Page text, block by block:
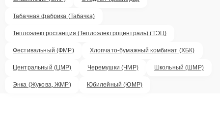
Табачная фабрика (Табачка)
Теплоэлектростанция (Теплоэлектроцентраль) (ТЭЦ)
Фестивальный (ФМР) Хлопчато-бумажный комбинат (ХБК)
Центральный (ЦМР) Черемушки (ЧМР) Школьный (ШМР)
Энка (Жукова, ЖМР) Юбилейный (ЮМР)